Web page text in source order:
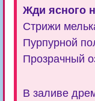
Жди ясного
Стрижи
Пурпурной
Прозрачный
В заливе